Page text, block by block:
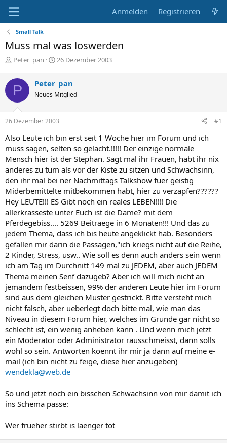
Anmelden Registrieren
Small Talk
Muss mal was loswerden
E
s
t
e
l
l
e
Peter_pan
E
t
e
l
t
m
26 Dezember 2003
P Peter_pan
Neues Mitglied
26 Dezember 2003 #1
Also Leute ich bin erst seit 1 Woche hier im Forum und ich
muss sagen, selten so gelacht.!!!!! Der einzige normale
Mensch hier ist der Stephan. Sagt mal ihr Frauen, habt ihr nix
anderes zu tum als vor der Kiste zu sitzen und Schwachsinn,
den ihr mal bei ner Nachmittags Talkshow fuer geistig
Miderbemittelte mitbekommen habt, hier zu verzapfen??????
Hey LEUTE!!! ES Gibt noch ein reales LEBEN!!!! Die
allerkrasseste unter Euch ist die Dame? mit dem
Pferdegebiss.... 5269 Beitraege in 6 Monaten!!! Und das zu
jedem Thema, dass ich bis heute angeklickt hab. Besonders
gefallen mir darin die Passagen,"ich kriegs nicht auf die Reihe,
2 Kinder, Stress, usw.. Wie soll es denn auch anders sein wenn
ich am Tag im Durchnitt 149 mal zu JEDEM, aber auch JEDEM
Thema meinen Senf dazugeb? Aber ich will mich nicht an
jemandem festbeissen, 99% der anderen Leute hier im Forum
sind aus dem gleichen Muster gestrickt. Bitte versteht mich
nicht falsch, aber ueberlegt doch bitte mal, wie man das
Niveau in diesem Forum hier, welches im Grunde gar nicht so
schlecht ist, ein wenig anheben kann . Und wenn mich jetzt
ein Moderator oder Administrator rausschmeisst, dann solls
wohl so sein. Antworten koennt ihr mir ja dann auf meine e-
mail (ich bin nicht zu feige, diese hier anzugeben)
wendekla@web.de
So und jetzt noch ein bisschen Schwachsinn von mir damit ich
ins Schema passe:
Wer frueher stirbt is laenger tot